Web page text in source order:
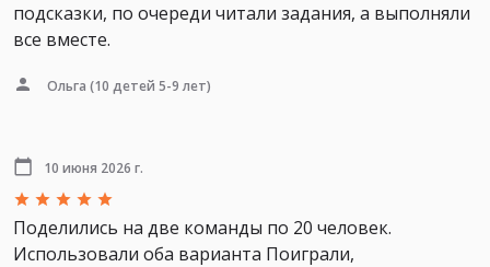
подсказки, по очереди читали задания, а выполняли
все вместе.
Ольга (10 детей 5-9 лет)
10 июня 2026 г.
Поделились на две команды по 20 человек.
Использовали оба варианта Поиграли,